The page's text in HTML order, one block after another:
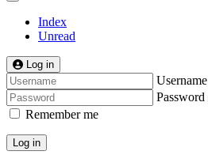
Index
Unread
Log in
Username
Password
Remember me
Log in